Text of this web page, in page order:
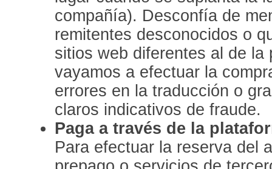
compañía). Desconfía de
remitentes desconocidos o
sitios web diferentes al de la
vayamos a efectuar la
errores en la traducción o
claros indicativos de fraude.
Paga a través de la
Para efectuar la reserva del